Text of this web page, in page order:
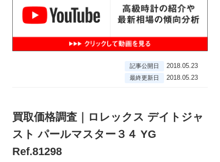
記事公開日 2018.05.23
最終更新日 2018.05.23
買取価格調査｜ロレックス デイトジャ
スト パールマスター３４ YG
Ref.81298